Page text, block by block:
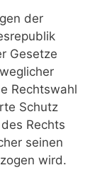
der
Gesetze
Rechtswahl
Schutz
Rechts
seinen
wird.